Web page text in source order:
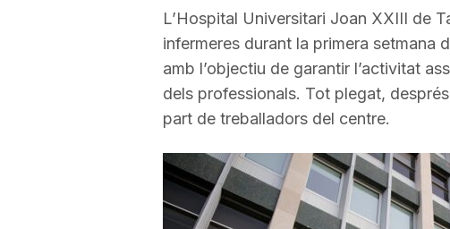
t
e
T
L’Hospital Universitari Joan XXIII de
infermeres durant la primera setmana
amb l’objectiu de garantir l’activitat
dels professionals. Tot plegat,
part de treballadors del centre.